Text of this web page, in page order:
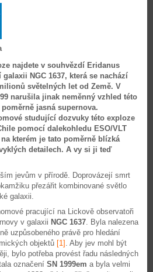
najdete v souhvězdí Eridanus
NGC 1637, která se nachází
světelných let od Země. V
narušila jinak neměnný vzhled této
jasná supernova.
studující dozvuky této exploze
pomocí dalekohledu ESO/VLT
kterém je tato poměrně blízká
detailech. A vy si ji teď
jevům v přírodě. Doprovázejí smrt
přezářit kombinované světlo
galaxii.
pracující na Lickově observatoři
v galaxii NGC 1637. Byla nalezena
uzpůsobeného právě pro hledání
objektů [1] . Aby jev mohl být
bylo potřeba provést řadu následných
označení SN 1999em a byla velmi